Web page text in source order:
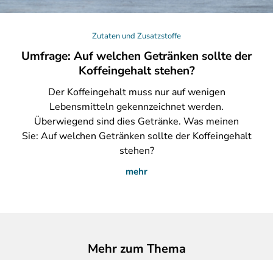
Zutaten und Zusatzstoffe
Umfrage: Auf welchen Getränken sollte der
Koffeingehalt stehen?
DerKoffeingehalt muss nur auf wenigen
Lebensmitteln gekennzeichnet werden.
Überwiegend sind dies Getränke. Was meinen
Sie: Auf welchen Getränken sollte der Koffeingehalt
stehen?
mehr
Mehr zum Thema